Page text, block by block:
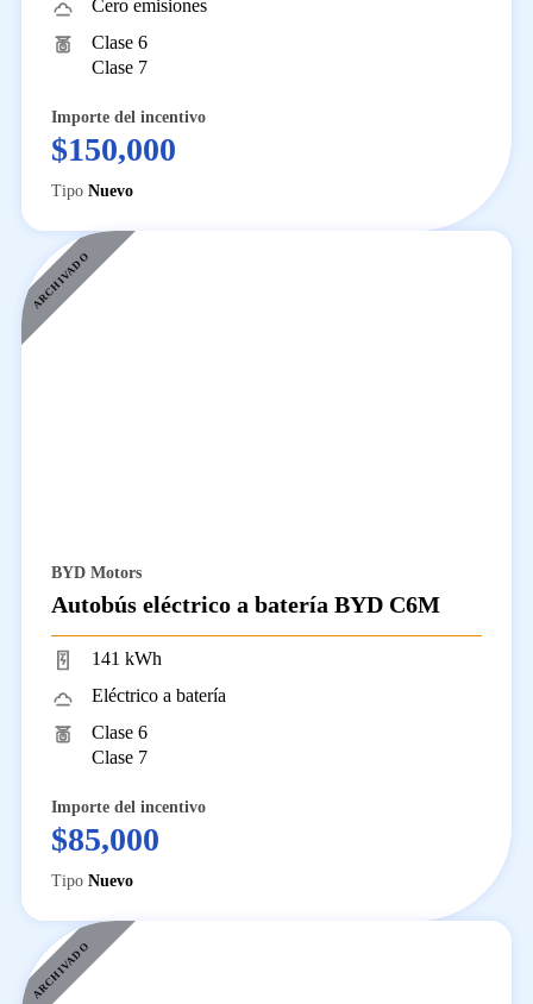
Cero emisiones
Clase 6
Clase 7
Importe del incentivo
$150,000
Tipo Nuevo
ARCHIVADO
BYD Motors
Autobús eléctrico a batería BYD C6M
141 kWh
Eléctrico a batería
Clase 6
Clase 7
Importe del incentivo
$85,000
Tipo Nuevo
ARCHIVADO